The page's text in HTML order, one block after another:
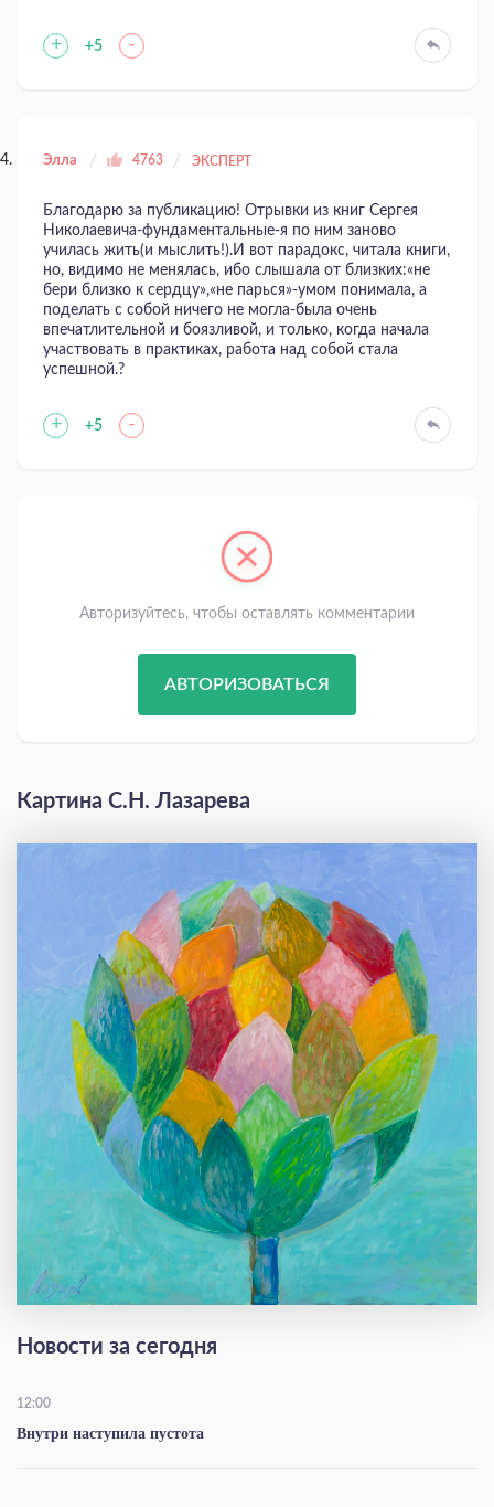
+ +5 -
Элла 4763 ЭКСПЕРТ
Благодарю за публикацию! Отрывки из книг Сергея
Николаевича-фундаментальные-я по ним заново
училась жить(и мыслить!).И вот парадокс, читала книги,
но, видимо не менялась, ибо слышала от близких:«не
бери близко к сердцу»,«не парься»-умом понимала, а
поделать с собой ничего не могла-была очень
впечатлительной и боязливой, и только, когда начала
участвовать в практиках, работа над собой стала
успешной.?
+ +5 -
Авторизуйтесь, чтобы оставлять комментарии
АВТОРИЗОВАТЬСЯ
Картина С.Н. Лазарева
Новости за сегодня
12:00
Внутри наступила пустота